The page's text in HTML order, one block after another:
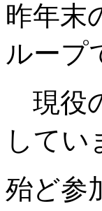
昨年末
ループ
現役
してい
殆ど参